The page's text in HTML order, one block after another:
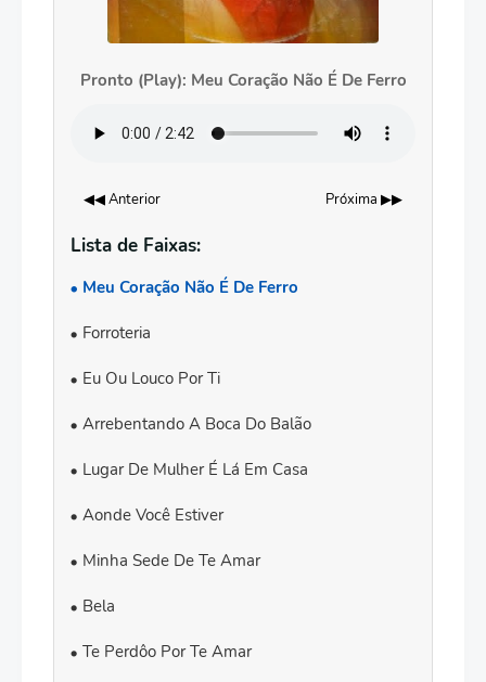
Pronto (Play): Meu Coração Não É De Ferro
◀◀ Anterior Próxima ▶▶
Lista de Faixas:
Meu Coração Não É De Ferro
Forroteria
Eu Ou Louco Por Ti
Arrebentando A Boca Do Balão
Lugar De Mulher É Lá Em Casa
Aonde Você Estiver
Minha Sede De Te Amar
Bela
Te Perdôo Por Te Amar